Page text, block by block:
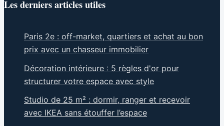
Les derniers articles utiles
Paris 2e : off-market, quartiers et achat au bon
prix avec un chasseur immobilier
Décoration intérieure : 5 règles d'or pour
structurer votre espace avec style
Studio de 25 m² : dormir, ranger et recevoir
avec IKEA sans étouffer l’espace